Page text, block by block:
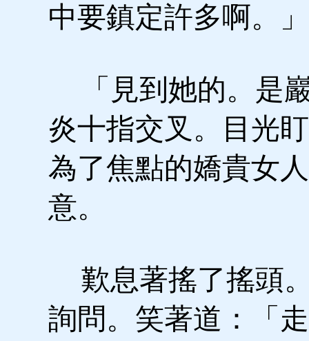
中要鎮定許多啊。
「見到她的。是
炎十指交叉。目光
為了焦點的嬌貴女
意。
歎息著搖了搖頭
詢問。笑著道：「